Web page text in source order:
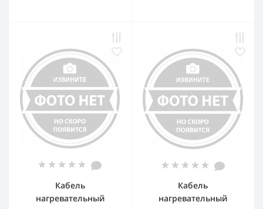
Кабель
нагревательный
Кабель
нагревательный